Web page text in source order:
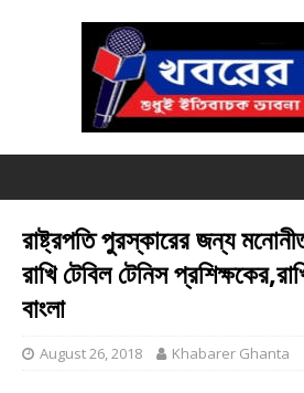
রাষ্ট্রপতি পুরস্কারের জন্য
রাখি টেবিল টেনিস
বাংলা
August 26, 2018 Khabarer Ghanta